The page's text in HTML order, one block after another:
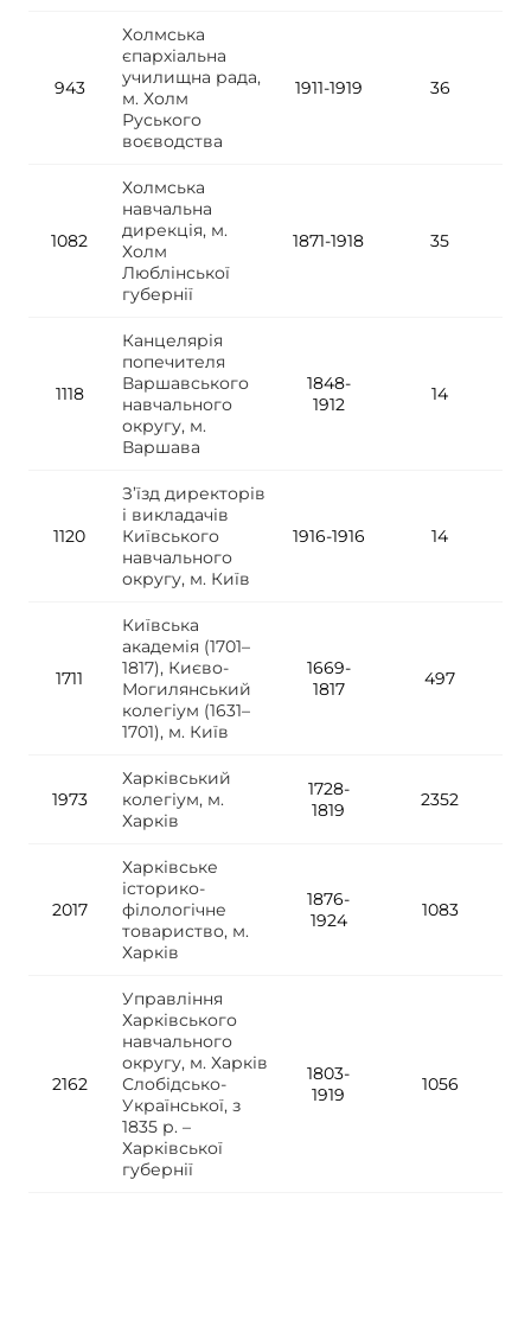
943
Холмська
єпархіальна
училищна рада,
м. Холм
Руського
воєводства
1911-1919 36
1082
Холмська
навчальна
дирекція, м.
Холм
Люблінської
губернії
1871-1918 35
1118
Канцелярія
попечителя
Варшавського
навчального
округу, м.
Варшава
1848-
1912
14
1120
З’їзд директорів
і викладачів
Київського
навчального
округу, м. Київ
1916-1916 14
1711
Київська
академія (1701–
1817), Києво-
Могилянський
колегіум (1631–
1701), м. Київ
1669-
1817
497
1973
Харківський
колегіум, м.
Харків
1728-
1819
2352
2017
Харківське
історико-
філологічне
товариство, м.
Харків
1876-
1924
1083
2162
Управління
Харківського
навчального
округу, м. Харків
Слобідсько-
Української, з
1835 р. –
Харківської
губернії
1803-
1919
1056